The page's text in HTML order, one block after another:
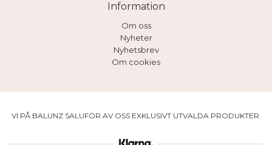
Information
Om oss
Nyheter
Nyhetsbrev
Om cookies
VI PÅ BALUNZ SALUFÖR AV OSS EXKLUSIVT UTVALDA PRODUKTER.